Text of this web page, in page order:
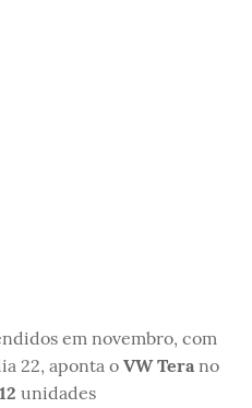
em novembro, com
22, aponta o VW Tera no
unidades